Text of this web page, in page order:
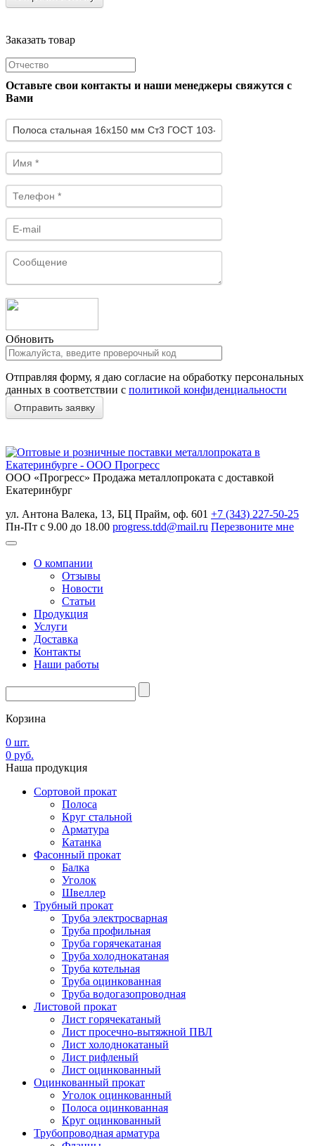
Заказать товар
Оставьте свои контакты и наши менеджеры свяжутся с
Вами
Обновить
Отправляя форму, я даю согласие на обработку персональных
данных в соответствии с политикой конфиденциальности
ООО «Прогресс» Продажа металлопроката с доставкой
Екатеринбург
ул. Антона Валека, 13, БЦ Прайм, оф. 601 +7 (343) 227-50-25
Пн-Пт с 9.00 до 18.00 progress.tdd@mail.ru Перезвоните мне
О компании
Отзывы
Новости
Статьи
Продукция
Услуги
Доставка
Контакты
Наши работы
Корзина
0 шт.
0 руб.
Наша продукция
Сортовой прокат
Полоса
Круг стальной
Арматура
Катанка
Фасонный прокат
Балка
Уголок
Швеллер
Трубный прокат
Труба электросварная
Труба профильная
Труба горячекатаная
Труба холоднокатаная
Труба котельная
Труба оцинкованная
Труба водогазопроводная
Листовой прокат
Лист горячекатаный
Лист просечно-вытяжной ПВЛ
Лист холоднокатаный
Лист рифленый
Лист оцинкованный
Оцинкованный прокат
Уголок оцинкованный
Полоса оцинкованная
Круг оцинкованный
Трубопроводная арматура